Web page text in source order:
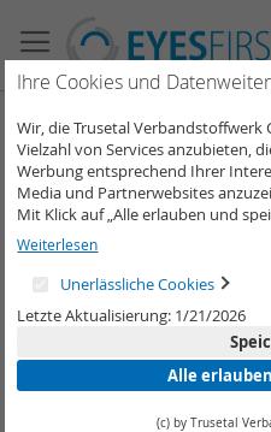
zum
Inhalt
Optische
Optische
Adhäsionsf
olien –
Präzision
für
Diagnostik
und
Ihre Cookies und
Wir, die Trusetal Verbandstoffwerk
Vielzahl von Services anzubieten,
Werbung entsprechend Ihrer
Media und Partnerwebsites
Mit Klick auf „Alle erlauben und
Verwendung aller Cookies ein.
Unter „Weitere Informationen“
selber anpassen und speichern.
Weiterlesen
Unerlässliche Cookies
Letzte Aktualisierung: 1/21/2026
Alle
(c) by Trusetal